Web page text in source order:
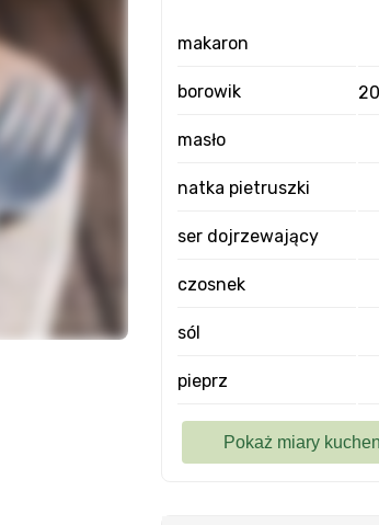
makaron
borowik
masło
natka pietruszki
ser dojrzewający
czosnek
sól
pieprz